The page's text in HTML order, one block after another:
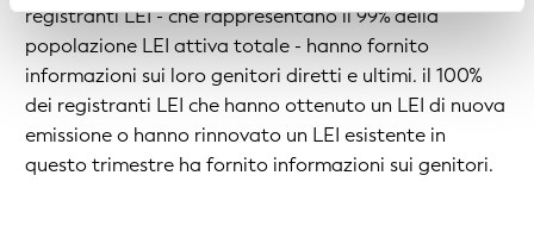
registranti LEI - che rappresentano il 99% della
popolazione LEI attiva totale - hanno fornito
informazioni sui loro genitori diretti e ultimi. il 100%
dei registranti LEI che hanno ottenuto un LEI di nuova
emissione o hanno rinnovato un LEI esistente in
questo trimestre ha fornito informazioni sui genitori.